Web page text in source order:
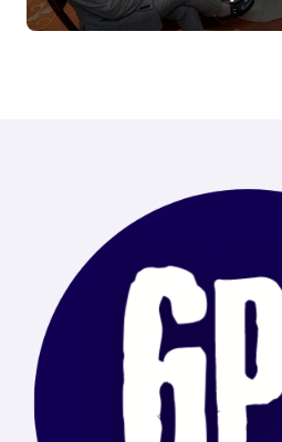
Tierra del Fuego,